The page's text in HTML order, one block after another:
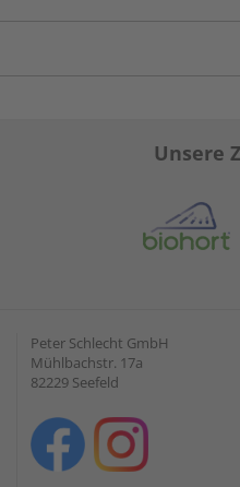
Unsere
Peter Schlecht GmbH
Mühlbachstr. 17a
82229 Seefeld